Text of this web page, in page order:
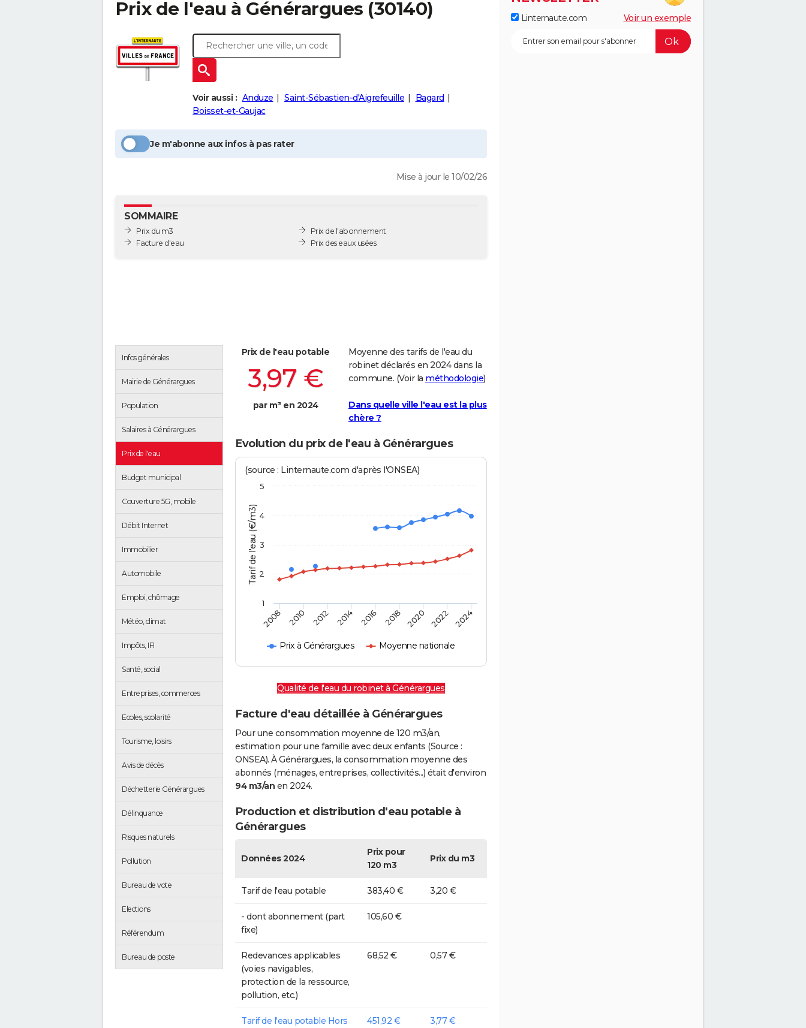
Prix de l'eau à Générargues (30140)
Voir aussi : Anduze Saint-Sébastien-d'Aigrefeuille
Bagard
Boisset-et-Gaujac
Je m'abonne aux infos à pas rater
Mise à jour le 10/02/26
SOMMAIRE
Prix du m3
Facture d'eau
Prix de l'abonnement
Prix des eaux usées
Infos générales
Mairie de Générargues
Population
Salaires à Générargues
Prix de l'eau
Budget municipal
Couverture 5G, mobile
Débit Internet
Immobilier
Automobile
Emploi, chômage
Météo, climat
Impôts, IFI
Santé, social
Entreprises, commerces
Ecoles, scolarité
Tourisme, loisirs
Avis de décès
Déchetterie Générargues
Délinquance
Risques naturels
Pollution
Bureau de vote
Elections
Référendum
Bureau de poste
Prix de l'eau potable
3,97 €
par m³ en 2024
Moyenne des tarifs de l'eau du
robinet déclarés en 2024 dans la
commune. (Voir la méthodologie)
Dans quelle ville l'eau est la plus
chère ?
Evolution du prix de l'eau à Générargues
Tarif de l'eau (€/m3)
(source : Linternaute.com d'après l'ONSEA)
Prix à Générargues Moyenne nationale
2008 2010 2012 2014 2016 2018 2020 2022 2024
1
2
3
4
5
Qualité de l'eau du robinet à Générargues
Facture d'eau détaillée à Générargues
Pour une consommation moyenne de 120 m3/an,
estimation pour une famille avec deux enfants (Source :
ONSEA). À Générargues, la consommation moyenne des
abonnés (ménages, entreprises, collectivités...) était d'environ
94 m3/an en 2024.
Production et distribution d'eau potable à
Générargues
Données 2024
Prix pour
120 m3
Prix du m3
Tarif de l'eau potable 383,40 € 3,20 €
- dont abonnement (part
fixe)
105,60 €
Redevances applicables
(voies navigables,
protection de la ressource,
pollution, etc.)
68,52 € 0,57 €
Tarif de l'eau potable Hors
451,92 € 3,77 €
Linternaute.com Voir un exemple